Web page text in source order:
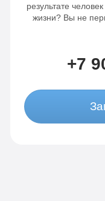
результате
жизни? Вы не
+7